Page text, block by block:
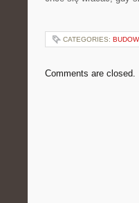
CATEGORIES:
Comments are closed.